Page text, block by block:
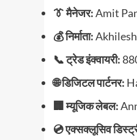
👔 मैनेजर:Amit
💰 निर्माता:
📞 ट्रेड इंक्वायरी:
🌐 डिजिटल पार्टनर:
🏢 म्यूजिक लेबल:
💿 एक्सक्लूसिव